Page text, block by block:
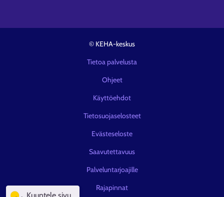
© KEHA-keskus
Tietoa palvelusta
Ohjeet
Käyttöehdot
Tietosuojaselosteet
Evästeseloste
Saavutettavuus
Palveluntarjoajille
Rajapinnat